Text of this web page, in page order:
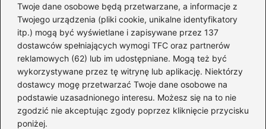
Twoje dane osobowe będą przetwarzane, a informacje z
Twojego urządzenia (pliki cookie, unikalne identyfikatory
itp.) mogą być wyświetlane i zapisywane przez 137
dostawców spełniających wymogi TFC oraz partnerów
reklamowych (62) lub im udostępniane. Mogą też być
wykorzystywane przez tę witrynę lub aplikację. Niektórzy
dostawcy mogę przetwarzać Twoje dane osobowe na
podstawie uzasadnionego interesu. Możesz się na to nie
zgodzić nie akceptując zgody poprzez kliknięcie przycisku
poniżej.
Moda dla pań to dla mnie nie tylko ubrania, ale sposób
wyrażania siebie. Na blogu znajdziesz testy butów,
praktyczne porady dotyczące pielęgnacji obuwia, recenzje
marek, zestawienia najciekawszych trendów, a także
wskazówki, jak łączyć buty z garderobą, by wyglądać
stylowo i czuć się pewnie.
Dzielę się wiedzą o materiałach, krojach, jakości wykonania
i detalach, które naprawdę mają znaczenie. A jeśli interesują
Cię ciuchy, pielęgnacja, zapachy czy budowanie własnego
stylu – znajdziesz tu również miejsce dla inspiracji i